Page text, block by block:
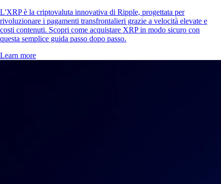
L'XRP è la criptovaluta innovativa di Ripple, progettata per
rivoluzionare i pagamenti transfrontalieri grazie a velocità elevate e
costi contenuti. Scopri come acquistare XRP in modo sicuro con
questa semplice guida passo dopo passo.
Learn more